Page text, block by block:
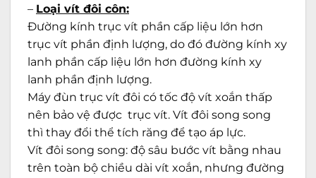
– Loại vít đôi côn:
Đường kính trục vít phần cấp liệu lớn hơn
trục vít phần định lượng, do đó đường kính xy
lanh phần cấp liệu lớn hơn đường kính xy
lanh phần định lượng.
Máy đùn trục vít đôi có tốc độ vít xoắn thấp
nên bảo vệ được trục vít. Vít đôi song song
thì thay đổi thể tích răng để tạo áp lực.
Vít đôi song song: độ sâu bước vít bằng nhau
trên toàn bộ chiều dài vít xoắn, nhưng đường